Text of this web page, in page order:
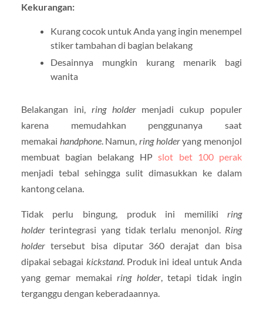
Kekurangan:
Kurang cocok untuk Anda yang ingin menempel
stiker tambahan di bagian belakang
Desainnya mungkin kurang menarik bagi
wanita
Belakangan ini, ring holder menjadi cukup populer
karena memudahkan penggunanya saat
memakai handphone. Namun,ring holderyang menonjol
membuat bagian belakang HPslot bet 100 perak
menjadi tebal sehingga sulit dimasukkan ke dalam
kantong celana.
Tidak perlu bingung, produk ini memilikiring
holderterintegrasi yang tidak terlalu menonjol. Ring
holdertersebut bisa diputar 360 derajat dan bisa
dipakai sebagai kickstand. Produk ini ideal untuk Anda
yang gemar memakairing holder, tetapi tidak ingin
terganggu dengan keberadaannya.